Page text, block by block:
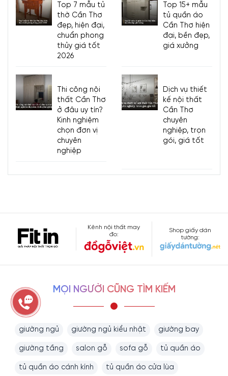
Top 7 mẫu tủ
thờ Cần Thơ
đẹp, hiện đại,
chuẩn phong
thủy giá tốt
2026
Top 15+ mẫu
tủ quần áo
Cần Thơ hiện
đại, bền đẹp,
giá xưởng
Thi công nội
thất Cần Thơ
ở đâu uy tín?
Kinh nghiệm
chọn đơn vị
chuyên
nghiệp
Dịch vụ thiết
kế nội thất
Cần Thơ
chuyên
nghiệp, trọn
gói, giá tốt
Kênh nội thất may
đo:
Shop giấy dán
tường:
MỌI NGƯỜI CŨNG TÌM KIẾM
giường ngủ giường ngủ kiểu nhật giường bay
giường tầng salon gỗ sofa gỗ tủ quần áo
tủ quần áo cánh kính tủ quần áo cửa lùa